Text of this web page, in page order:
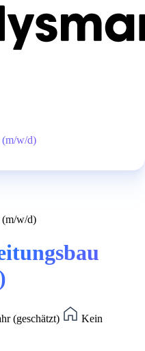
(m/w/d)
(m/w/d)
(geschätzt)
Kein